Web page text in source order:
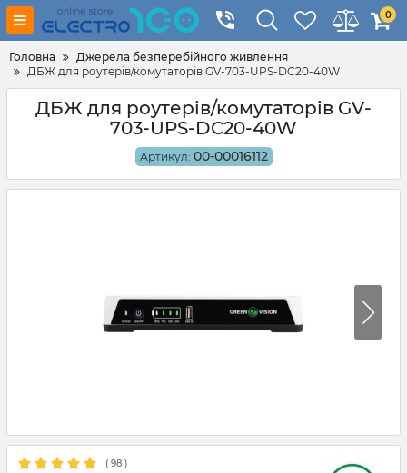
0
Головна
Джерела безперебійного живлення
ДБЖ для роутерів/комутаторів GV-703-UPS-DC20-40W
ДБЖ для роутерів/комутаторів GV-
703-UPS-DC20-40W
Артикул: 00-00016112
( 98 )